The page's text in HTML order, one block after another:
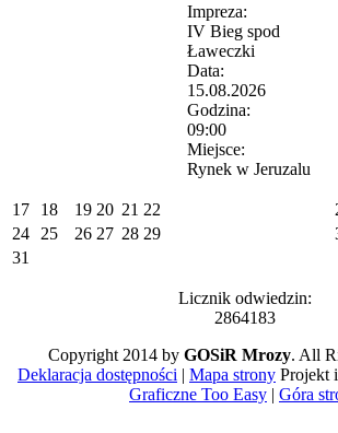
Impreza:
IV Bieg spod
Ławeczki
Data:
15.08.2026
Godzina:
09:00
Miejsce:
Rynek w Jeruzalu
17 18 19 20 21 22
24
25 26 27 28 29
31
Licznik odwiedzin:
2864183
Copyright 2014 by GOSiR Mrozy. All
Deklaracja dostępności | Mapa strony Projekt
Graficzne Too Easy | Góra